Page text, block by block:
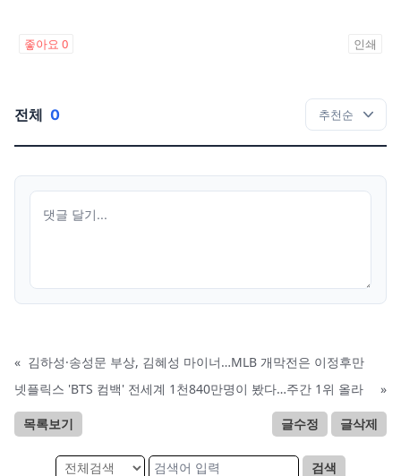
좋아요 0 인쇄
전체 0
« 김하성·송성문 부상, 김혜성 마이너…MLB 개막전은 이정후만
넷플릭스 'BTS 컴백' 전세계 1천840만명이 봤다…주간 1위 올라
»
목록보기 글수정 글삭제
검색